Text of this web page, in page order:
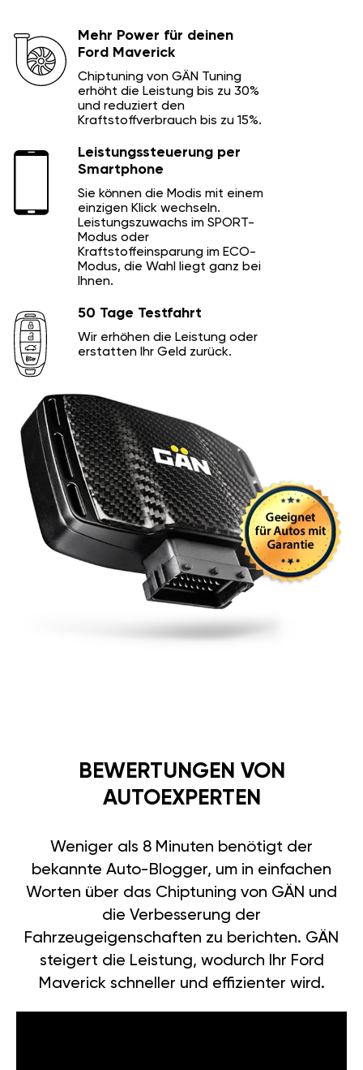
Mehr Power für deinen
Ford Maverick
Chiptuning von GÄN Tuning
erhöht die Leistung bis zu 30%
und reduziert den
Kraftstoffverbrauch bis zu 15%.
Leistungssteuerung per
Smartphone
Sie können die Modis mit einem
einzigen Klick wechseln.
Leistungszuwachs im SPORT-
Modus oder
Kraftstoffeinsparung im ECO-
Modus, die Wahl liegt ganz bei
Ihnen.
50 Tage Testfahrt
Wir erhöhen die Leistung oder
erstatten Ihr Geld zurück.
BEWERTUNGEN VON
AUTOEXPERTEN
Weniger als 8 Minuten benötigt der
bekannte Auto-Blogger, um in einfachen
Worten über das Chiptuning von GÄN und
die Verbesserung der
Fahrzeugeigenschaften zu berichten. GÄN
steigert die Leistung, wodurch Ihr Ford
Maverick schneller und effizienter wird.